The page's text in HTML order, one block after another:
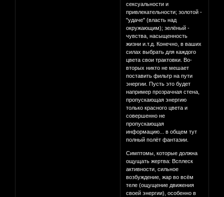
сексуальности и
привлекательности; золотой -
"удаче" (власть над
окружающим); зелёный -
чувства, насыщенность
жизни и.т.д. Конечно, в ваших
силах выбрать для каждого
цвета свои трактовки. Во-
вторых никто не мешает
поставить фильтр на пути
энергии. Пусть это будет
например прозрачная стена,
пропускающая энергию
только красного цвета и
совершенно не
пропускающая
информацию... в общем тут
полный полёт фантазии.
Симптомы, которые должна
ощущать жертва: Всплеск
активности, сильное
возбуждение, жар во всём
теле (ощущение движения
своей энергии), особенно в